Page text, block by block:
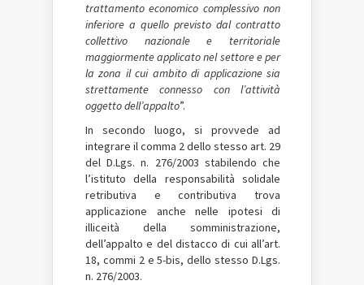
trattamento economico complessivo non
inferiore a quello previsto dal contratto
collettivo nazionale e territoriale
maggiormente applicato nel settore e per
la zona il cui ambito di applicazione sia
strettamente connesso con l’attività
oggetto dell’appalto”.
In secondo luogo, si provvede ad
integrare il comma 2 dello stesso art. 29
del D.Lgs. n. 276/2003 stabilendo che
l’istituto della responsabilità solidale
retributiva e contributiva trova
applicazione anche nelle ipotesi di
illiceità della somministrazione,
dell’appalto e del distacco di cui all’art.
18, commi 2 e 5-bis, dello stesso D.Lgs.
n. 276/2003.